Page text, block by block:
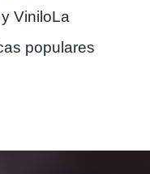
ViniloLa
populares